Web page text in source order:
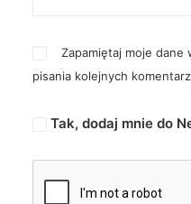
Zapamiętaj moje dane
pisania kolejnych
Tak, dodaj mnie do